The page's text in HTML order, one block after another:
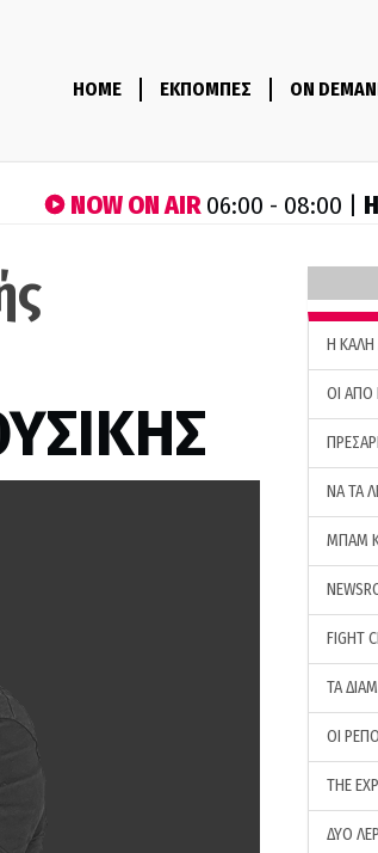
HOME ΕΚΠΟΜΠΕΣ ON
NOW ON AIR06:00 - 08:00 |
H
ΟΙ ΑΠΟ
ΝΑ ΤΑ
ΜΠΑΜ
FIGHT
ΤΑ
ΟΙ
THE
ΔΥΟ